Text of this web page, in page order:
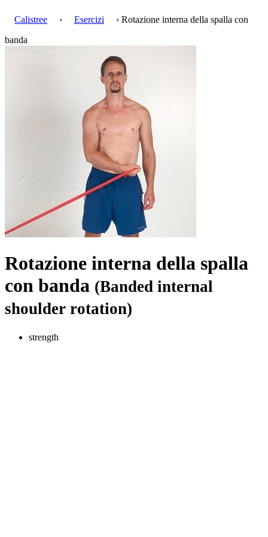
Calistree › Esercizi
› Rotazione interna della spalla con
banda
Rotazione interna della spalla
con banda (Banded internal
shoulder rotation)
strength